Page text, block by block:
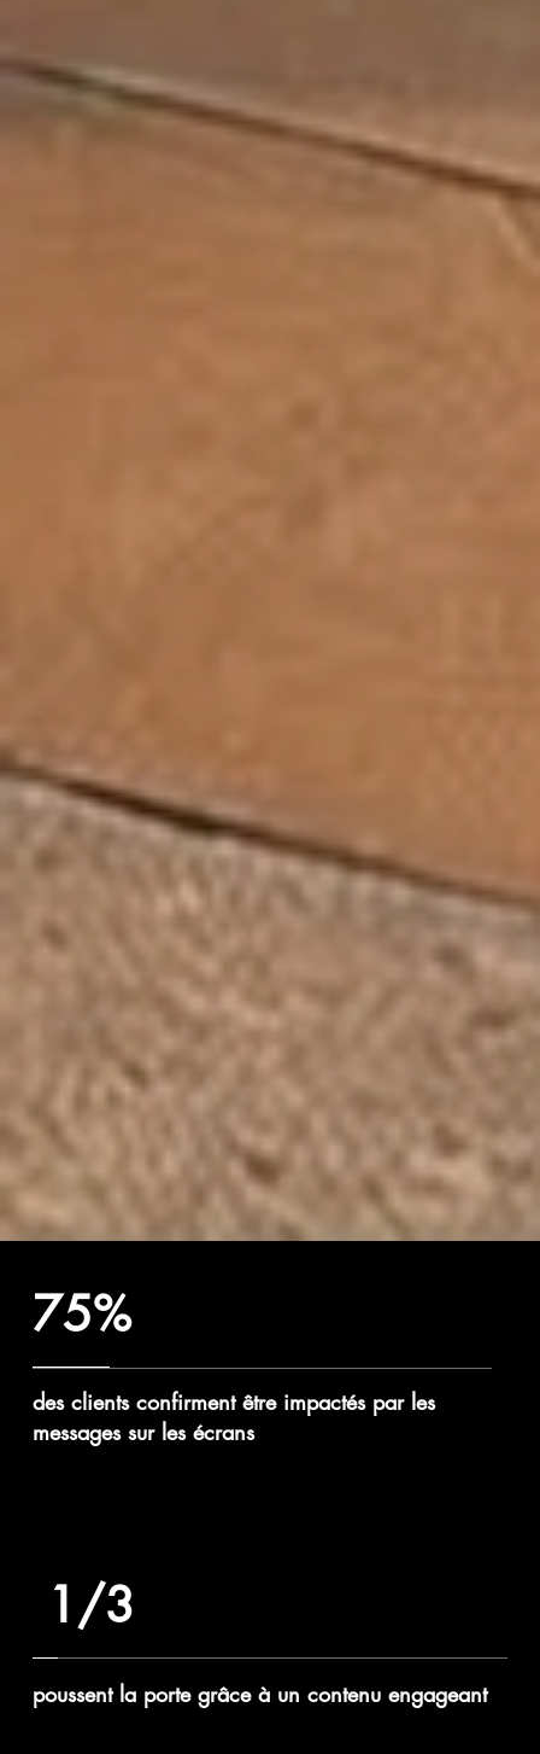
75%
des clients confirment être impactés par les
messages sur les écrans
1/3
poussent la porte grâce à un contenu engageant